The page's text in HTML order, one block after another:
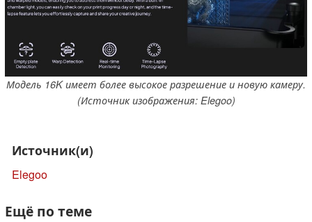
Модель 16K имеет более высокое разрешение и новую камеру.
(Источник изображения: Elegoo)
Источник(и)
Elegoo
Ещё по теме